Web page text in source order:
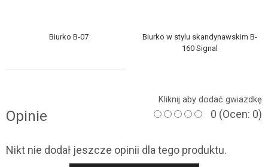
Biurko B-07
Biurko w stylu skandynawskim B-
160 Signal
Opinie
Kliknij aby dodać gwiazdkę
0 (Ocen: 0)
Nikt nie dodał jeszcze opinii dla tego produktu.